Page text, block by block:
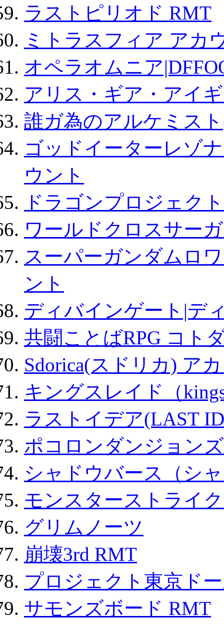
ラストピリオド RMT
ミトラスフィア アカ
オペラオムニア
アリス・ギア・アイ
誰ガ為のアルケミス
ゴッドイーターレゾ
ウント
ドラゴンプロジェク
ワールドクロスサー
スーパーガンダムロ
ント
ディバインゲート|デ
共闘ことばRPG コト
Sdorica(スドリカ) ア
キングスレイド（
ラストイデア(LAST
ポコロンダンジョン
シャドウバース（シ
モンスターストライ
グリムノーツ
崩壊3rd RMT
プロジェクト東京ド
サモンズボード RMT